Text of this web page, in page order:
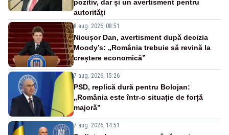
pozitiv, dar și un avertisment pentru
autorități
8 aug. 2026, 08:51
Nicușor Dan, avertisment după decizia
Moody’s: „România trebuie să revină la
creștere economică”
7 aug. 2026, 15:26
PSD, replică dură pentru Bolojan:
„România este într-o situație de forță
majoră”
7 aug. 2026, 14:51